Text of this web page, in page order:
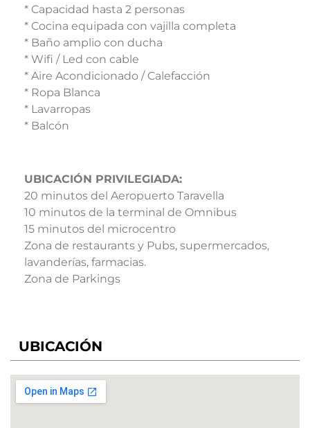
* Capacidad hasta 2 personas
* Cocina equipada con vajilla completa
* Baño amplio con ducha
* Wifi / Led con cable
* Aire Acondicionado / Calefacción
* Ropa Blanca
* Lavarropas
* Balcón
UBICACIÓN PRIVILEGIADA:
20 minutos del Aeropuerto Taravella
10 minutos de la terminal de Omnibus
15 minutos del microcentro
Zona de restaurants y Pubs, supermercados,
lavanderías, farmacias.
Zona de Parkings
UBICACIÓN